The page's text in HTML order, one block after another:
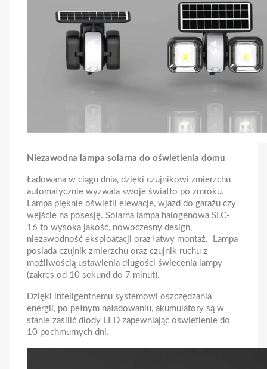
Niezawodna lampa solarna do oświetlenia domu
Ładowana w ciągu dnia, dzięki czujnikowi zmierzchu
automatycznie wyzwala swoje światło po zmroku.
Lampa pięknie oświetli elewacje, wjazd do garażu czy
wejście na posesję. Solarna lampa halogenowa SLC-
16 to wysoka jakość, nowoczesny design,
niezawodność eksploatacji oraz łatwy montaż. Lampa
posiada czujnik zmierzchu oraz czujnik ruchu z
możliwością ustawienia długości świecenia lampy
(zakres od 10 sekund do 7 minut).
Dzięki inteligentnemu systemowi oszczędzania
energii, po pełnym naładowaniu, akumulatory są w
stanie zasilić diody LED zapewniając oświetlenie do
10 pochmurnych dni.